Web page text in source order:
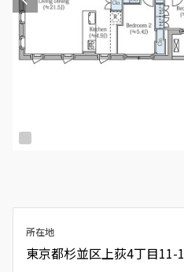
所在地
東京都杉並区上荻4丁目11-1